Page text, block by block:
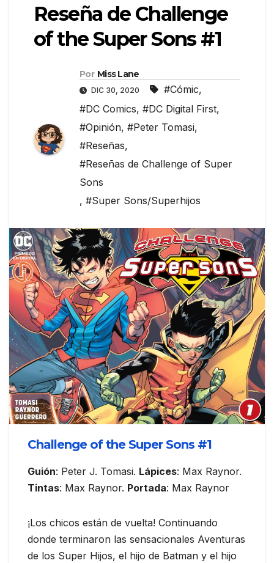
Reseña de Challenge
of the Super Sons #1
Por Miss Lane
DIC 30, 2020 #Cómic,
#DC Comics, #DC Digital First,
#Opinión, #Peter Tomasi,
#Reseñas,
#Reseñas de Challenge of Super
Sons
, #Super Sons/Superhijos
Challenge of the Super Sons #1
Guión: Peter J. Tomasi. Lápices: Max Raynor.
Tintas: Max Raynor. Portada: Max Raynor
¡Los chicos están de vuelta! Continuando
donde terminaron las sensacionales Aventuras
de los Super Hijos, el hijo de Batman y el hijo